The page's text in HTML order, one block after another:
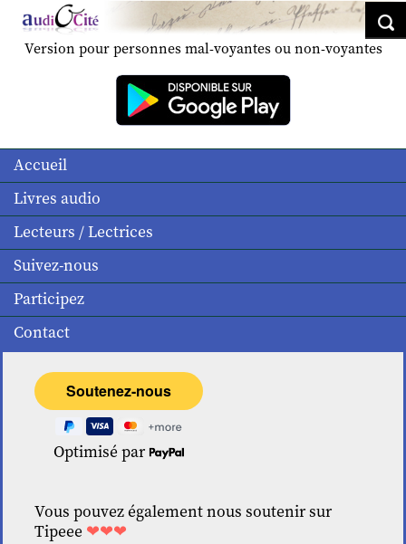
Version pour personnes mal-voyantes ou non-voyantes
Accueil
Livres audio
Lecteurs / Lectrices
Suivez-nous
Participez
Contact
Optimisé par
Vous pouvez également nous soutenir sur
Tipeee ❤❤❤